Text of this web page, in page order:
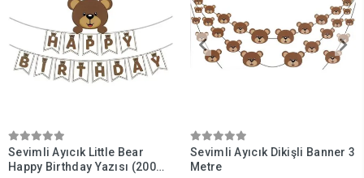
Sevimli Ayıcık Little Bear
Happy Birthday Yazısı (200
Sevimli Ayıcık Dikişli Banner 3
Metre